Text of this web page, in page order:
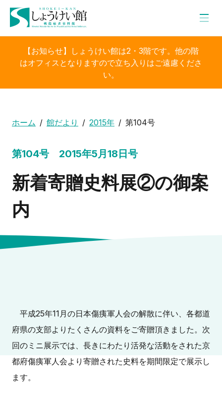
【お知らせ】しょうけい館は2・3階です。他の階
はオフィスとなりますので立ち入りはご遠慮くださ
い。
ホーム 館だより 2015年 第104号
第104号 2015年5月18日号
新着寄贈史料展②の御案
内
平成25年11月の日本傷痍軍人会の解散に伴い、各都道
府県の支部よりたくさんの資料をご寄贈頂きました。次
回のミニ展示では、長きにわたり活発な活動をされた京
都府傷痍軍人会より寄贈された史料を期間限定で展示し
ます。